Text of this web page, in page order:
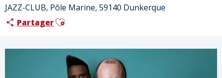
JAZZ-CLUB, Pôle Marine, 59140 Dunkerque
PartagerAjouter aux favoris